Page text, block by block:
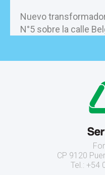
Nuevo
N°5 sobre la calle
CP 9120
Tel.: +54